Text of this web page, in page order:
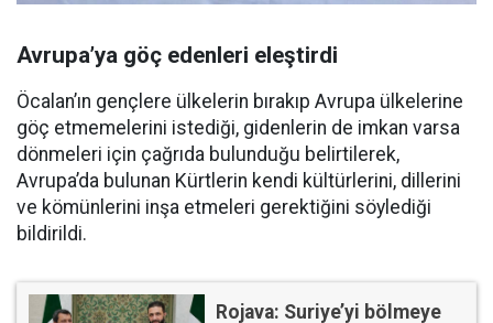
Avrupa’ya göç edenleri eleştirdi
Öcalan’ın gençlere ülkelerin bırakıp Avrupa ülkelerine
göç etmemelerini istediği, gidenlerin de imkan varsa
dönmeleri için çağrıda bulunduğu belirtilerek,
Avrupa’da bulunan Kürtlerin kendi kültürlerini, dillerini
ve kömünlerini inşa etmeleri gerektiğini söylediği
bildirildi.
Rojava: Suriye’yi bölmeye